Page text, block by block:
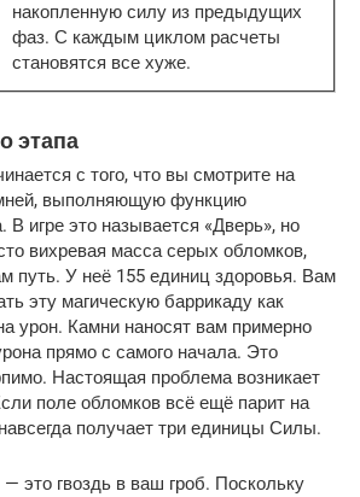
накопленную силу из предыдущих
фаз. С каждым циклом расчеты
становятся все хуже.
этапа
с того, что вы смотрите на
выполняющую функцию
В игре это называется «Дверь», но
вихревая масса серых обломков,
путь. У неё 155 единиц здоровья. Вам
эту магическую баррикаду как
урон. Камни наносят вам примерно
прямо с самого начала. Это
Настоящая проблема возникает
поле обломков всё ещё парит на
получает три единицы Силы.
это гвоздь в ваш гроб. Поскольку